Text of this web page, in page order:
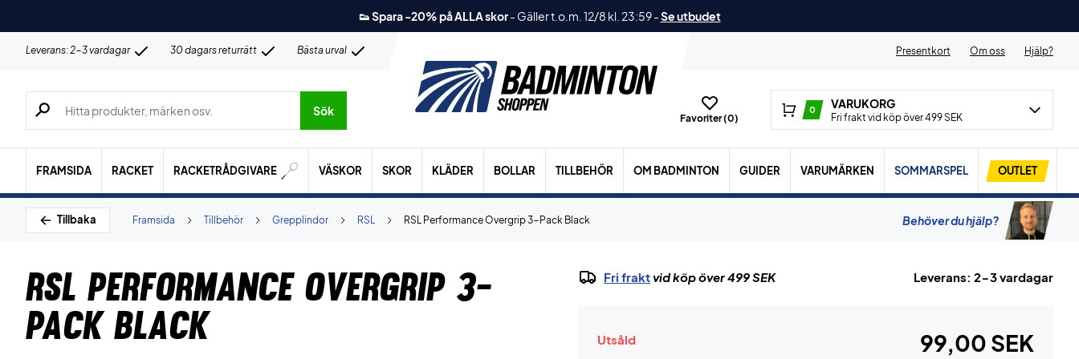
👟 Spara -20% på ALLA skor- Gäller t.o.m. 12/8 kl. 23:59-Se utbudet
Leverans: 2-3 vardagar 30 dagars returrätt Bästa urval Presentkort Om oss Hjälp?
Sök efter produkter, märken osv.
Sök
Favoriter (0)
0 VARUKORG
Fri frakt vid köp över 499 SEK
FRAMSIDA RACKET RACKETRÅDGIVARE VÄSKOR SKOR KLÄDER BOLLAR TILLBEHÖR OM BADMINTON GUIDER VARUMÄRKEN SOMMARSPEL OUTLET
Tillbaka RSL Performance Overgrip 3-Pack Black
RSL
Grepplindor
Tillbehör
Framsida Behöver du hjälp?
RSL Performance Overgrip 3-
Pack Black
Fri fraktvid köp över 499 SEK Leverans: 2-3 vardagar
Utsåld 99,00 SEK